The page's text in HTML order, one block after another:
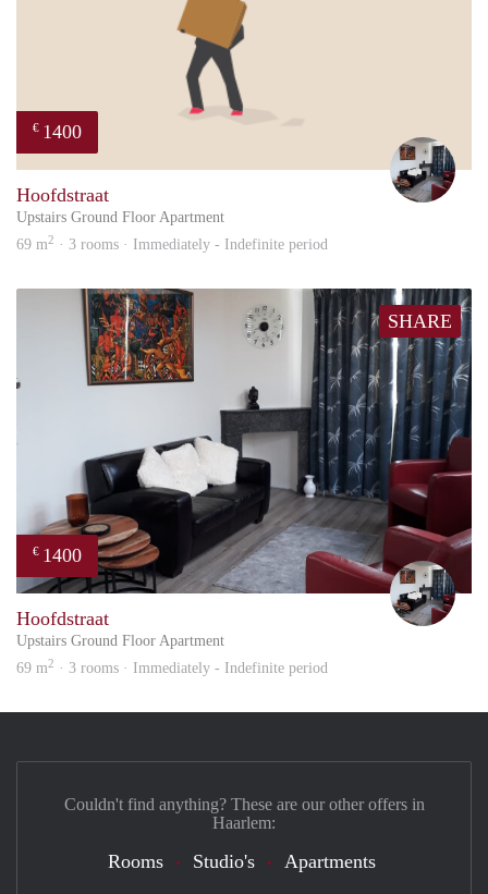
€ 1400
Hoofdstraat
Upstairs Ground Floor Apartment
69 m2 · 3 rooms · Immediately - Indefinite period
SHARE
€ 1400
Hoofdstraat
Upstairs Ground Floor Apartment
69 m2 · 3 rooms · Immediately - Indefinite period
Couldn't find anything? These are our other offers in
Haarlem:
Rooms Studio's Apartments